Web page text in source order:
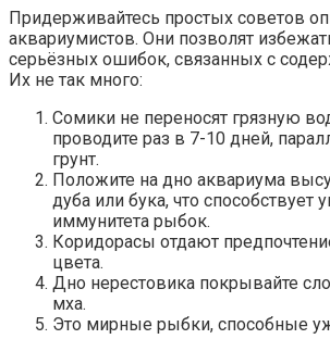
Придерживайтесь простых советов
аквариумистов. Они позволят
серьёзных ошибок, связанных с
Их не так много:
Сомики не переносят грязную
проводите раз в 7-10 дней,
грунт.
Положите на дно аквариума
дуба или бука, что способствует
иммунитета рыбок.
Коридорасы отдают
цвета.
Дно нерестовика покрывайте
мха.
Это мирные рыбки, способные